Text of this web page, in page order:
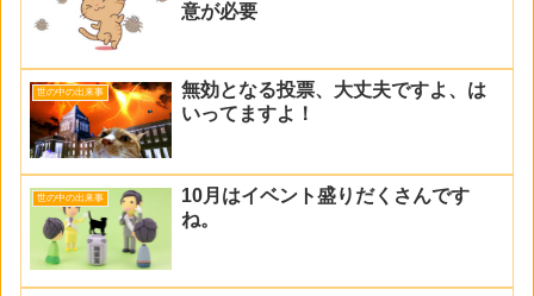
意が必要
世の中の出来事
無効となる投票、大丈夫ですよ、は
いってますよ！
世の中の出来事
10月はイベント盛りだくさんです
ね。